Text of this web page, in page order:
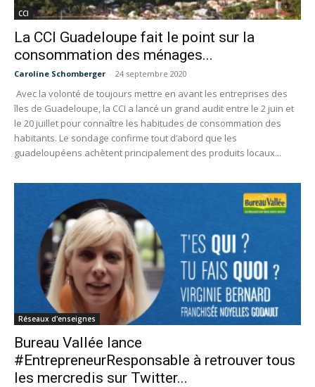
CCI
La CCI Guadeloupe fait le point sur la
consommation des ménages...
Caroline Schomberger - 24 septembre 2020
Avec la volonté de toujours mettre en avant les entreprises des
îles de Guadeloupe, la CCI a lancé un grand audit entre le 2 juin et
le 20 juillet pour connaître les habitudes de consommation des
habitants. Le sondage confirme tout d’abord que les
guadeloupéens achètent principalement des produits locaux...
Réseaux d'enseignes
Bureau Vallée lance
#EntrepreneurResponsable à retrouver tous
les mercredis sur Twitter...